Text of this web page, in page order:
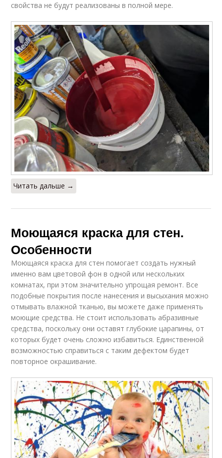
свойства не будут реализованы в полной мере.
Читать дальше →
Моющаяся краска для стен.
Особенности
Моющаяся краска для стен помогает создать нужный
именно вам цветовой фон в одной или нескольких
комнатах, при этом значительно упрощая ремонт. Все
подобные покрытия после нанесения и высыхания можно
отмывать влажной тканью, вы можете даже применять
моющие средства. Не стоит использовать абразивные
средства, поскольку они оставят глубокие царапины, от
которых будет очень сложно избавиться. Единственной
возможностью справиться с таким дефектом будет
повторное окрашивание.